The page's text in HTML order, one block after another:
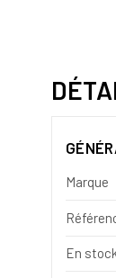
Marque
En